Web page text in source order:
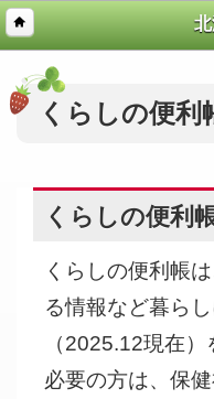
くらしの便利
くらしの便利
くらしの便利帳
る情報など暮ら
（2025.12現在
必要の方は、保